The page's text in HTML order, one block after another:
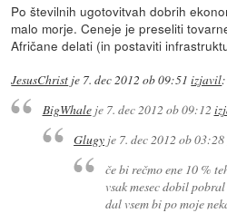
Po številnih ugotovitvah dobrih
malo morje. Ceneje je preseliti
Afričane delati (in postaviti
JesusChrist je 7. dec 2012 ob 09:51 izjavil:
BigWhaleje 7. dec 2012 ob 09:12
Glugy je 7. dec 2012 ob 03:28
če bi rečmo ene 10 %
vsak mesec dobil
dal vsem bi po moje